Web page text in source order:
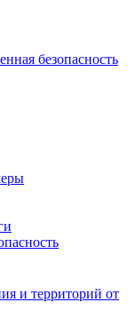
безопасность
и территорий от